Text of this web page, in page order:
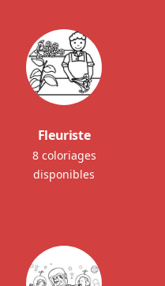
Fleuriste
8 coloriages
disponibles